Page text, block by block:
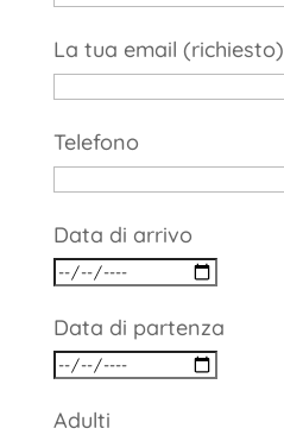
La tua email (richiesto)
Telefono
Data di arrivo
Data di partenza
Adulti